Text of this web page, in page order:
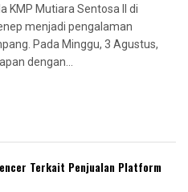
KMP Mutiara Sentosa II di
menjadi pengalaman
Pada Minggu, 3 Agustus,
dengan...
Terkait Penjualan Platform